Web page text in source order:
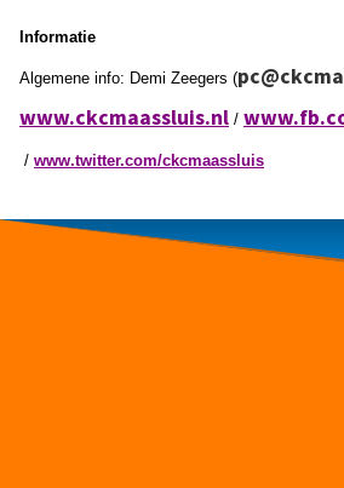
Informatie
Algemene info: Demi Zeegers (
www.ckcmaassluis.nl /
/ www.twitter.com/ckcmaassluis